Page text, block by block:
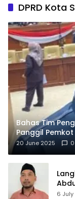
DPRD Kota
Bahas Tim
Panggil
20 June 2025 0
6